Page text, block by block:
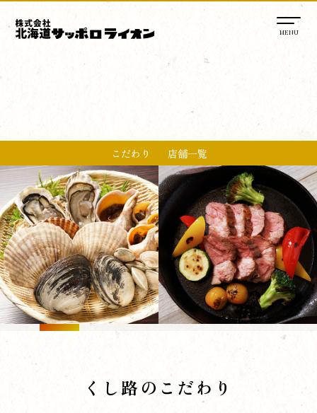
こだわり 店舗一覧
くし路のこだわり